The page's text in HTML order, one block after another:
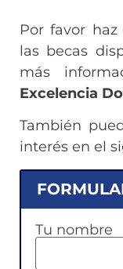
Por favor haz
las becas
más
Excelencia
También
interés en el
Tu nombre